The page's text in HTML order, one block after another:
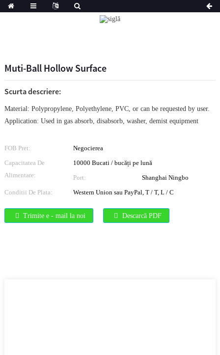
Muti-Ball Hollow Surface
Scurta descriere:
Material: Polypropylene, Polyethylene, PVC, or can be requested by user.
Application: Used in gas absorb, disabsorb, washer, demist equipment
FOB Pret:
Negocierea
Capacitatea De
Alimentare:
10000 Bucati / bucăți pe lună
Port:
Shanghai Ningbo
Conditii De Plata:
Western Union sau PayPal, T / T, L / C
Trimite e - mail la noi Descarcă PDF